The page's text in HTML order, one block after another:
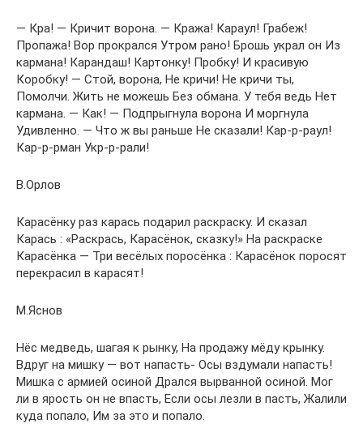
— Кра! — Кричит ворона. — Кража! Караул! Грабеж!
Пропажа! Вор прокрался Утром рано! Брошь украл он Из
кармана! Карандаш! Картонку! Пробку! И красивую
Коробку! — Стой, ворона, Не кричи! Не кричи ты,
Помолчи. Жить не можешь Без обмана. У тебя ведь Нет
кармана. — Как! — Подпрыгнула ворона И моргнула
Удивленно. — Что ж вы раньше Не сказали! Кар-р-раул!
Кар-р-рман Укр-р-рали!
В.Орлов
Карасёнку раз карась подарил раскраску. И сказал
Карась : «Раскрась, Карасёнок, сказку!» На раскраске
Карасёнка — Три весёлых поросёнка : Карасёнок поросят
перекрасил в карасят!
М.Яснов
Нёс медведь, шагая к рынку, На продажу мёду крынку.
Вдруг на мишку — вот напасть- Осы вздумали напасть!
Мишка с армией осиной Дрался вырванной осиной. Мог
ли в ярость он не впасть, Если осы лезли в пасть, Жалили
куда попало, Им за это и попало.